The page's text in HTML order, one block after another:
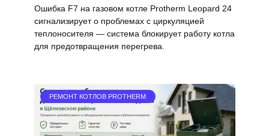
Ошибка F7 на газовом котле Protherm Leopard 24
сигнализирует о проблемах с циркуляцией
теплоносителя — система блокирует работу котла
для предотвращения перегрева.
РЕМОНТ КОТЛОВ PROTHERM